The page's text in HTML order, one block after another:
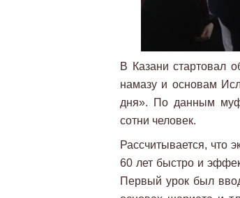
В Казани стартовал
намазу и основам
дня». По данным
сотни человек.
Рассчитывается, что
60 лет быстро и
Первый урок был